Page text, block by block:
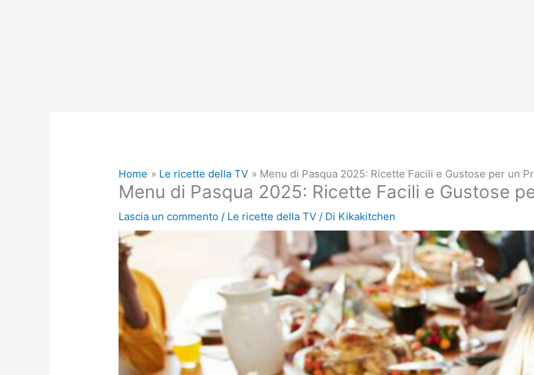
Home Le ricette della TV Menu di Pasqua 2025: Ricette Facili e Gustose per un
Menu di Pasqua 2025: Ricette Facili e Gustose
Lascia un commento / Le ricette della TV / Di Kikakitchen